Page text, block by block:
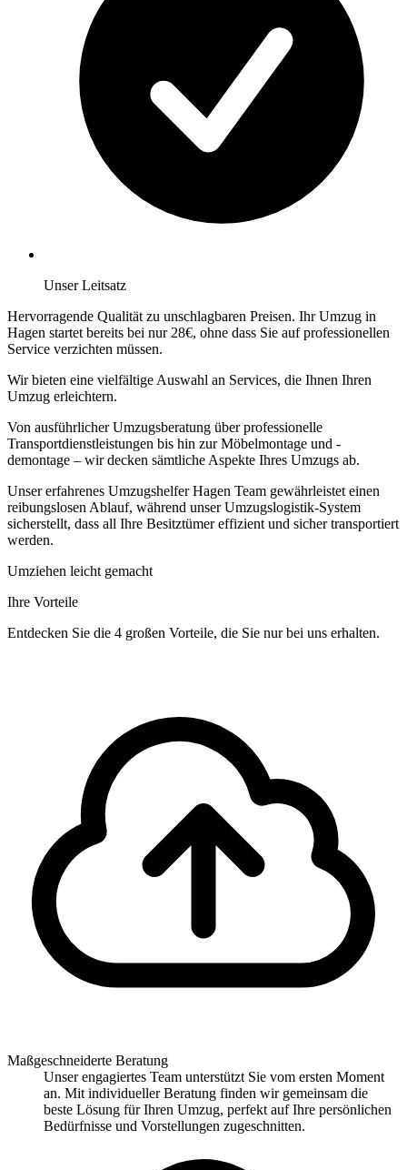
Unser Leitsatz
Hervorragende Qualität zu unschlagbaren Preisen. Ihr Umzug in
Hagen startet bereits bei nur 28€, ohne dass Sie auf professionellen
Service verzichten müssen.
Wir bieten eine vielfältige Auswahl an Services, die Ihnen Ihren
Umzug erleichtern.
Von ausführlicher Umzugsberatung über professionelle
Transportdienstleistungen bis hin zur Möbelmontage und -
demontage – wir decken sämtliche Aspekte Ihres Umzugs ab.
Unser erfahrenes Umzugshelfer Hagen Team gewährleistet einen
reibungslosen Ablauf, während unser Umzugslogistik-System
sicherstellt, dass all Ihre Besitztümer effizient und sicher transportiert
werden.
Umziehen leicht gemacht
Ihre Vorteile
Entdecken Sie die 4 großen Vorteile, die Sie nur bei uns erhalten.
Maßgeschneiderte Beratung
Unser engagiertes Team unterstützt Sie vom ersten Moment
an. Mit individueller Beratung finden wir gemeinsam die
beste Lösung für Ihren Umzug, perfekt auf Ihre persönlichen
Bedürfnisse und Vorstellungen zugeschnitten.